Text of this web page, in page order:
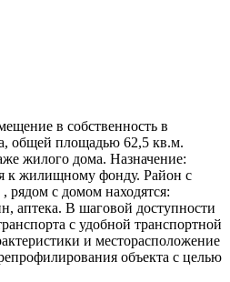
в собственность в
общей площадью 62,5 кв.м.
жилого дома. Назначение:
к жилищному фонду. Район с
рядом с домом находятся:
аптека. В шаговой доступности
с удобной транспортной
и месторасположение
объекта с целью